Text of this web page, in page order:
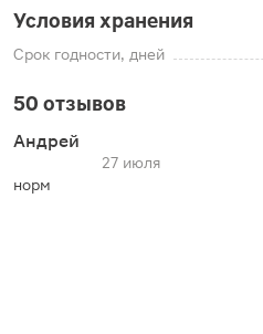
Условия хранения
Срок годности, дней
50 отзывов
Андрей
27 июля
норм